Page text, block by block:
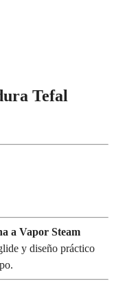
Tefal
a Vapor Steam
y diseño práctico